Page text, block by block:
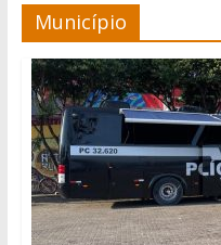
Município